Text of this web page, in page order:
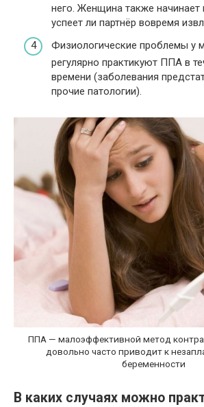
него. Женщина также начинает
успеет ли партнёр вовремя
Физиологические проблемы у
регулярно практикуют ППА в
времени (заболевания
прочие патологии).
ППА — малоэффективной метод
довольно часто приводит к
беременности
В каких случаях можно